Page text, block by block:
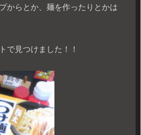
からとか、麺を作ったりとかは
で見つけました！！